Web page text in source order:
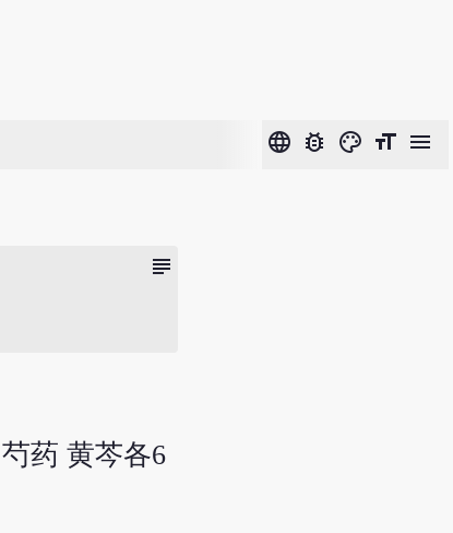
language bug_report color_lens format_size menu
subject
药 黄芩各6